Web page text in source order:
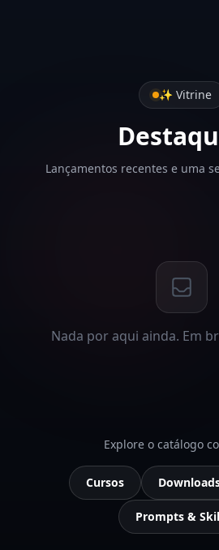
✨ Vitrine
Lançamentos recentes e uma
Nada por aqui ainda. Em
Explore o catálogo
Cursos
Prompts &